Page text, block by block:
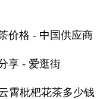
价格 - 中国供应商
享 - 爱逛街
霄枇杷花茶多少钱